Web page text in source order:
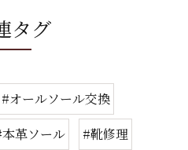
タグ
#オールソール交換
革ソール #靴修理